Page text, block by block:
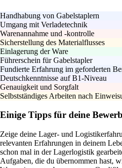
Handhabung von Gabelstaplern
Umgang mit Verladetechnik
Warenannahme und -kontrolle
Sicherstellung des Materialflusses
Einlagerung der Ware
Führerschein für Gabelstapler
Fundierte Erfahrung im geforderten
Deutschkenntnisse auf B1-Niveau
Genauigkeit und Sorgfalt
Selbstständiges Arbeiten nach
Einige Tipps für deine
Zeige deine Lager- und
relevanten Erfahrungen in deinem
schon mal in der Lagerlogistik
Aufgaben, die du übernommen hast,